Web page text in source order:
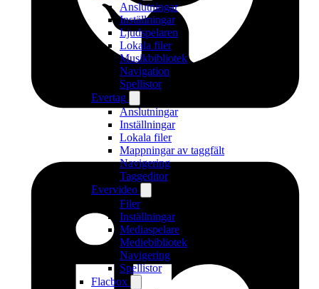
Anslutningar
Inställningar
Ljudspelaren
Lokala filer
Musikbibliotek
Navigation
Spellistor
Evertag
Anslutningar
Inställningar
Lokala filer
Mappningar av taggfält
Navigering
Taggeditor
Evervideo
Filer
Inställningar
Mediaspelare
Mediebibliotek
Navigering
Spellistor
Flacbox